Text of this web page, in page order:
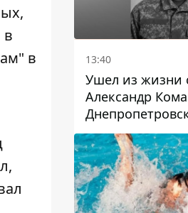
в
в
13:40
Ушел из жизни
Александр